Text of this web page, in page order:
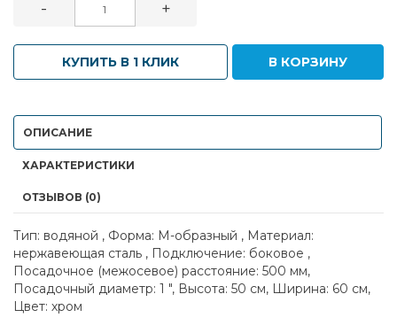
- +
КУПИТЬ В 1 КЛИК В КОРЗИНУ
ОПИСАНИЕ
ХАРАКТЕРИСТИКИ
ОТЗЫВОВ (0)
Тип: водяной , Форма: М-образный , Материал:
нержавеющая сталь , Подключение: боковое ,
Посадочное (межосевое) расстояние: 500 мм,
Посадочный диаметр: 1 ", Высота: 50 см, Ширина: 60 см,
Цвет: хром